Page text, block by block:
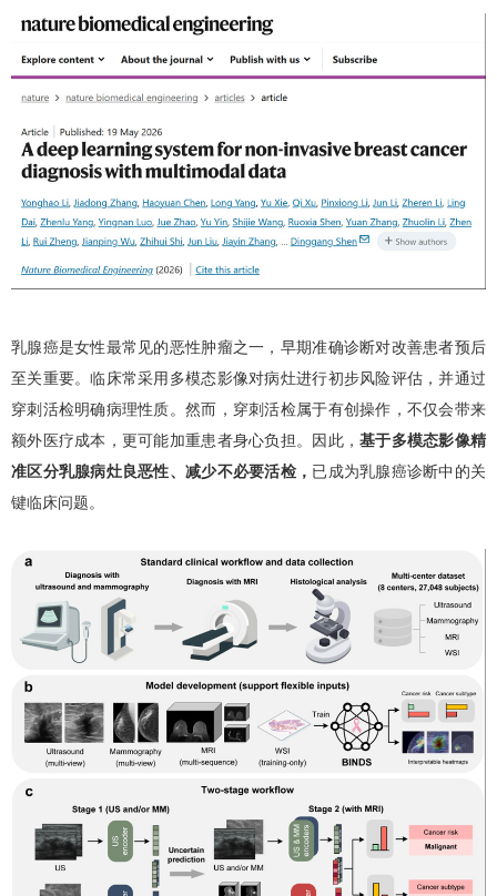
乳腺癌是女性最常见的恶性肿瘤之一，早期准确诊断对改善患者预后
至关重要。临床常采用多模态影像对病灶进行初步风险评估，并通过
穿刺活检明确病理性质。然而，穿刺活检属于有创操作，不仅会带来
额外医疗成本，更可能加重患者身心负担。因此，基于多模态影像精
准区分乳腺病灶良恶性、减少不必要活检， 已成为乳腺癌诊断中的关
键临床问题。